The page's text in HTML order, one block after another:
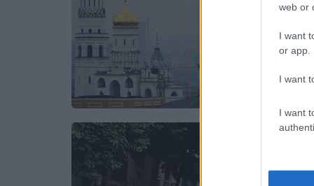
web or
I want
or app.
I want
I want